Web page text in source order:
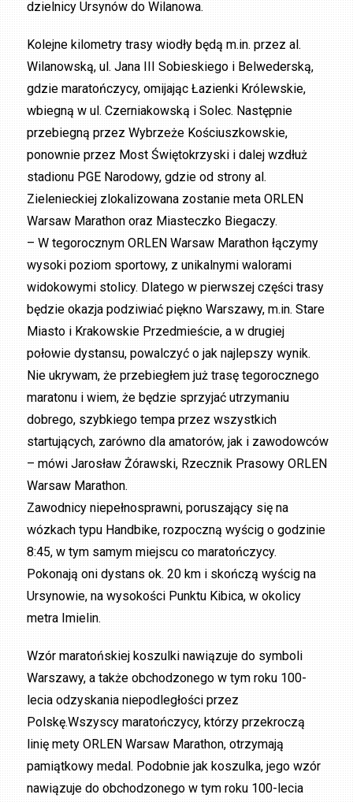
dzielnicy Ursynów do Wilanowa.
Kolejne kilometry trasy wiodły będą m.in. przez al.
Wilanowską, ul. Jana III Sobieskiego i Belwederską,
gdzie maratończycy, omijając Łazienki Królewskie,
wbiegną w ul. Czerniakowską i Solec. Następnie
przebiegną przez Wybrzeże Kościuszkowskie,
ponownie przez Most Świętokrzyski i dalej wzdłuż
stadionu PGE Narodowy, gdzie od strony al.
Zielenieckiej zlokalizowana zostanie meta ORLEN
Warsaw Marathon oraz Miasteczko Biegaczy.
– W tegorocznym ORLEN Warsaw Marathon łączymy
wysoki poziom sportowy, z unikalnymi walorami
widokowymi stolicy. Dlatego w pierwszej części trasy
będzie okazja podziwiać piękno Warszawy, m.in. Stare
Miasto i Krakowskie Przedmieście, a w drugiej
połowie dystansu, powalczyć o jak najlepszy wynik.
Nie ukrywam, że przebiegłem już trasę tegorocznego
maratonu i wiem, że będzie sprzyjać utrzymaniu
dobrego, szybkiego tempa przez wszystkich
startujących, zarówno dla amatorów, jak i zawodowców
– mówi Jarosław Żórawski, Rzecznik Prasowy ORLEN
Warsaw Marathon.
Zawodnicy niepełnosprawni, poruszający się na
wózkach typu Handbike, rozpoczną wyścig o godzinie
8:45, w tym samym miejscu co maratończycy.
Pokonają oni dystans ok. 20 km i skończą wyścig na
Ursynowie, na wysokości Punktu Kibica, w okolicy
metra Imielin.
Wzór maratońskiej koszulki nawiązuje do symboli
Warszawy, a także obchodzonego w tym roku 100-
lecia odzyskania niepodległości przez
Polskę.Wszyscy maratończycy, którzy przekroczą
linię mety ORLEN Warsaw Marathon, otrzymają
pamiątkowy medal. Podobnie jak koszulka, jego wzór
nawiązuje do obchodzonego w tym roku 100-lecia